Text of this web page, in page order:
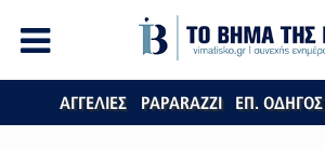
ΑΓΓΕΛΙΕΣ PAPARAZZI ΕΠ. ΟΔΗΓΟΣ